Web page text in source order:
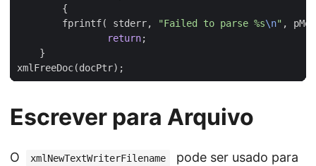
{
fprintf( stderr, "Failed to parse %s\n" ,
return;
}
xmlFreeDoc(docPtr);
Escrever para Arquivo
O xmlNewTextWriterFilename
pode ser usado para